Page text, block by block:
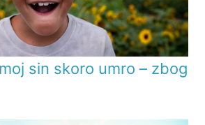
sin skoro umro – zbog